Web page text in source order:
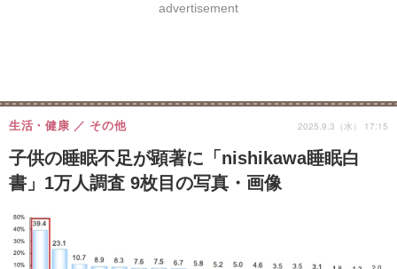
8月開催学校説明会・相談会
advertisement
子供の睡眠不足が顕著に「nishikawa睡眠白
書」1万人調査 9枚目の写真・画像
生活・健康 その他 2025.9.3（水） 17:15